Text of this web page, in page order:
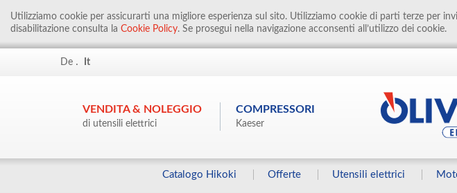
Utilizziamo cookie per assicurarti una migliore esperienza sul sito. Utilizziamo cookie di parti terze per
disabilitazione consulta la Cookie Policy. Se prosegui nella navigazione acconsenti all’utilizzo dei cookie.
De . It
VENDITA & NOLEGGIO
di utensili elettrici
Catalogo Hikoki Offerte Utensili elettrici
COMPRESSORI
Kaeser